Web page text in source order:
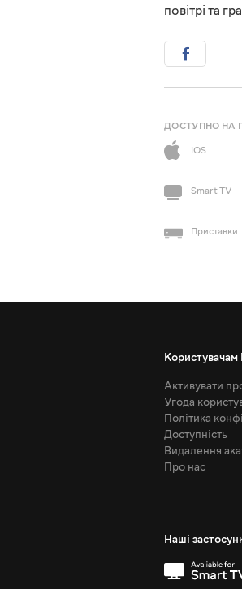
повітрі та
ДОСТУПНО НА
iOS
Smart TV
Приставки
Користувачам
Активувати
Угода
Політика
Доступність
Видалення
Про нас
Наші